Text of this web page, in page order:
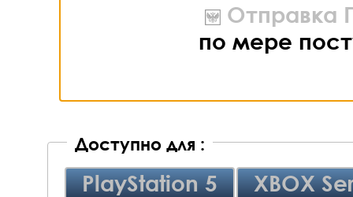
Отправка
по мере
Доступно для :
PlayStation 5
XBOX